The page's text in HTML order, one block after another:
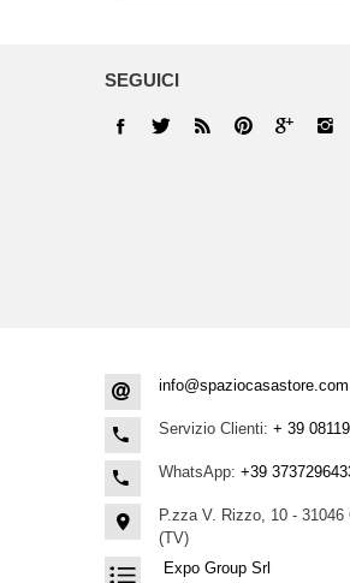
SEGUICI
info@spaziocasastore.com
Servizio Clienti: + 39
WhatsApp: +39
P.zza V. Rizzo, 10 - 31046
(TV)
Expo Group Srl